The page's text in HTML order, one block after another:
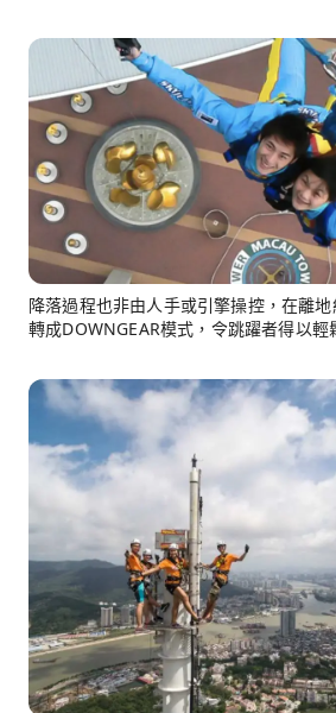
降落過程也非由人手或引擎操控，在離
轉成DOWNGEAR模式，令跳躍者得以輕